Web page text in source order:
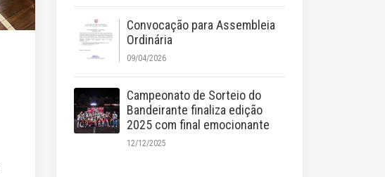
Convocação para Assembleia
Ordinária
09/04/2026
Campeonato de Sorteio do
Bandeirante finaliza edição
2025 com final emocionante
12/12/2025